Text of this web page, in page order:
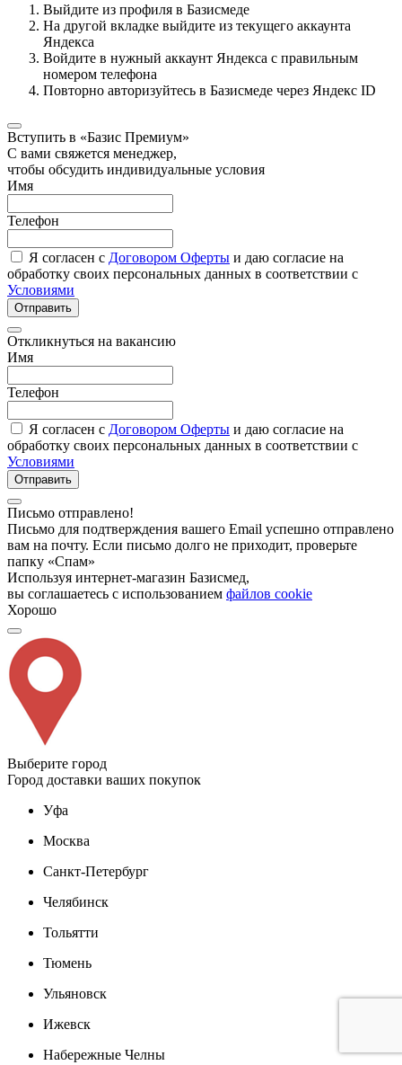
Выйдите из профиля в Базисмеде
На другой вкладке выйдите из текущего аккаунта
Яндекса
Войдите в нужный аккаунт Яндекса с правильным
номером телефона
Повторно авторизуйтесь в Базисмеде через Яндекс ID
Вступить в «Базис Премиум»
С вами свяжется менеджер,
чтобы обсудить индивидуальные условия
Имя
Телефон
Я согласен с Договором Оферты и даю согласие на
обработку своих персональных данных в соответствии с
Условиями
Отправить
Откликнуться на вакансию
Имя
Телефон
Я согласен с Договором Оферты и даю согласие на
обработку своих персональных данных в соответствии с
Условиями
Отправить
Письмо отправлено!
Письмо для подтверждения вашего Email успешно отправлено
вам на почту. Если письмо долго не приходит, проверьте
папку «Спам»
Используя интернет-магазин Базисмед,
вы соглашаетесь с использованием файлов cookie
Хорошо
Выберите город
Город доставки ваших покупок
Уфа
Москва
Санкт-Петербург
Челябинск
Тольятти
Тюмень
Ульяновск
Ижевск
Набережные Челны